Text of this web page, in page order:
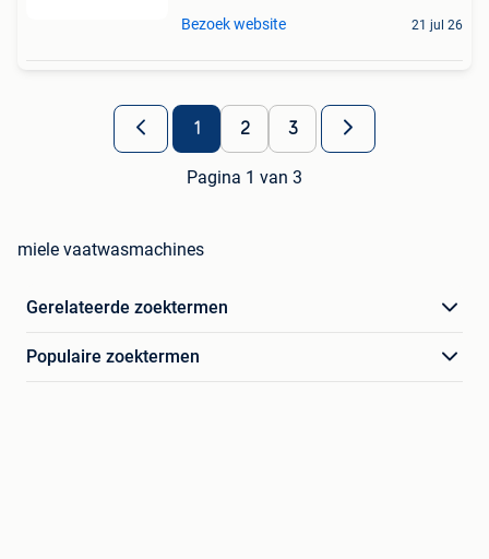
Bezoek website 21 jul 26
1 2 3
Pagina 1 van 3
miele vaatwasmachines
Gerelateerde zoektermen
Populaire zoektermen